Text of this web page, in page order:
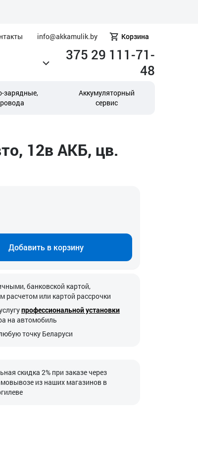
info@akkamulik.by Корзина
375 29 111-71-
48
зарядные,
Аккумуляторный
сервис
12в АКБ, цв.
Добавить в корзину
банковской картой,
расчетом или картой рассрочки
профессиональной установки
на автомобиль
точку Беларуси
скидка 2% при заказе через
из наших магазинов в